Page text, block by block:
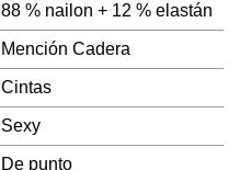
88 % nailon + 12 % elastán
Mención Cadera
Cintas
Sexy
De punto